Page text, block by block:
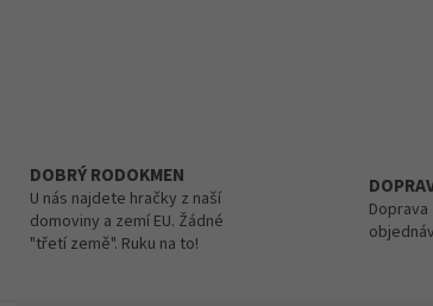
DOBRÝ RODOKMEN
U nás najdete hračky z naší
domoviny a zemí EU. Žádné
"třetí země". Ruku na to!